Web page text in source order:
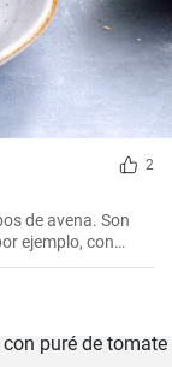
2
de avena. Son
ejemplo, con